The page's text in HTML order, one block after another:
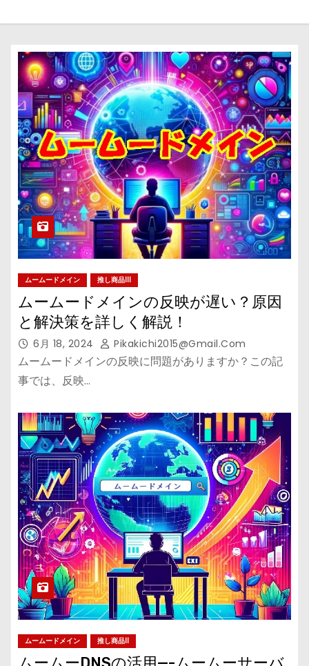
ムームードメイン 推し商品III
ムームードメインの反映が遅い？原因
と解決策を詳しく解説！
6月 18, 2024 Pikakichi2015@gmail.com
ムームードメインの反映に問題がありますか？この記
事では、反映…
ムームードメイン 推し商品II